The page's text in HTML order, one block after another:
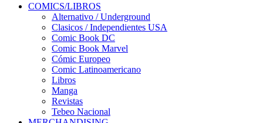
COMICS/LIBROS
Alternativo / Underground
Clasicos / Independientes USA
Comic Book DC
Comic Book Marvel
Cómic Europeo
Comic Latinoamericano
Libros
Manga
Revistas
Tebeo Nacional